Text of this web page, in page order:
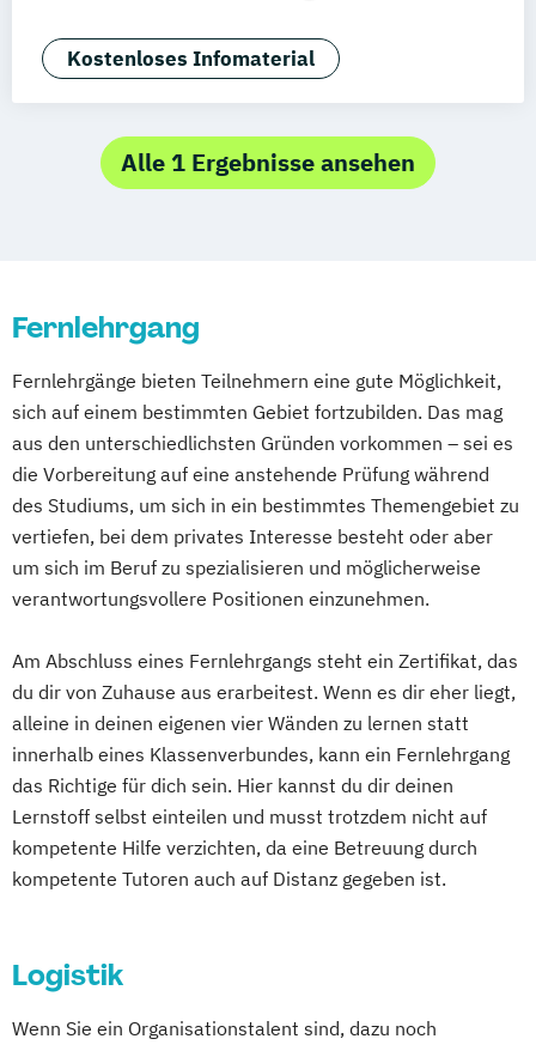
Arbeitsrecht
BWL & Tourismusmanagement
Kompetenzmanagement
Betriebliches Informations- und
Wirtschaftspsychologie
Wirtschaftspsychologie (Abendstudium)
Betriebswirtschaftslehre
Betriebswirtschaftslehre (Abendstudium)
Bildungs- und Kulturmanagement
Business Coaching & Change Management
Business Development
Change Management Controlling
Digital Business Management
Digital Business Management (Kurzversion)
Digitale Arbeit
Englische Handels- und
Betriebswirtschaftslehre
English for Business
Familie im Wandel
Finance & Management
General Management
Kostenloses Infomaterial
Alle 1 Ergebnisse ansehen
Fernlehrgang
Fernlehrgänge bieten Teilnehmern eine gute Möglichkeit,
sich auf einem bestimmten Gebiet fortzubilden. Das mag
aus den unterschiedlichsten Gründen vorkommen – sei es
die Vorbereitung auf eine anstehende Prüfung während
des Studiums, um sich in ein bestimmtes Themengebiet zu
vertiefen, bei dem privates Interesse besteht oder aber
um sich im Beruf zu spezialisieren und möglicherweise
verantwortungsvollere Positionen einzunehmen.
Am Abschluss eines Fernlehrgangs steht ein Zertifikat, das
du dir von Zuhause aus erarbeitest. Wenn es dir eher liegt,
alleine in deinen eigenen vier Wänden zu lernen statt
innerhalb eines Klassenverbundes, kann ein Fernlehrgang
das Richtige für dich sein. Hier kannst du dir deinen
Lernstoff selbst einteilen und musst trotzdem nicht auf
kompetente Hilfe verzichten, da eine Betreuung durch
kompetente Tutoren auch auf Distanz gegeben ist.
Logistik
Wenn Sie ein Organisationstalent sind, dazu noch